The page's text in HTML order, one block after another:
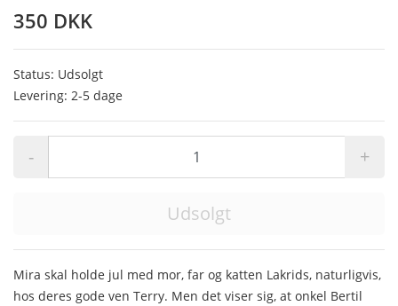
350 DKK
Status: Udsolgt
Levering: 2-5 dage
- +
Udsolgt
Mira skal holde jul med mor, far og katten Lakrids, naturligvis,
hos deres gode ven Terry. Men det viser sig, at onkel Bertil